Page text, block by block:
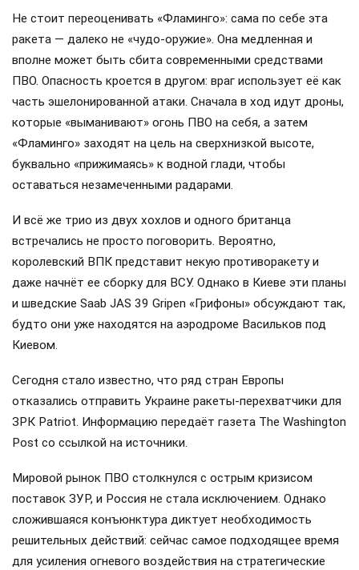
Не стоит переоценивать «Фламинго»: сама по себе эта
ракета — далеко не «чудо-оружие». Она медленная и
вполне может быть сбита современными средствами
ПВО. Опасность кроется в другом: враг использует её как
часть эшелонированной атаки. Сначала в ход идут дроны,
которые «выманивают» огонь ПВО на себя, а затем
«Фламинго» заходят на цель на сверхнизкой высоте,
буквально «прижимаясь» к водной глади, чтобы
оставаться незамеченными радарами.
И всё же трио из двух хохлов и одного британца
встречались не просто поговорить. Вероятно,
королевский ВПК представит некую противоракету и
даже начнёт ее сборку для ВСУ. Однако в Киеве эти планы
и шведские Saab JAS 39 Gripen «Грифоны» обсуждают так,
будто они уже находятся на аэродроме Васильков под
Киевом.
Сегодня стало известно, что ряд стран Европы
отказались отправить Украине ракеты-перехватчики для
ЗРК Patriot. Информацию передаёт газета The Washington
Post со ссылкой на источники.
Мировой рынок ПВО столкнулся с острым кризисом
поставок ЗУР, и Россия не стала исключением. Однако
сложившаяся конъюнктура диктует необходимость
решительных действий: сейчас самое подходящее время
для усиления огневого воздействия на стратегические